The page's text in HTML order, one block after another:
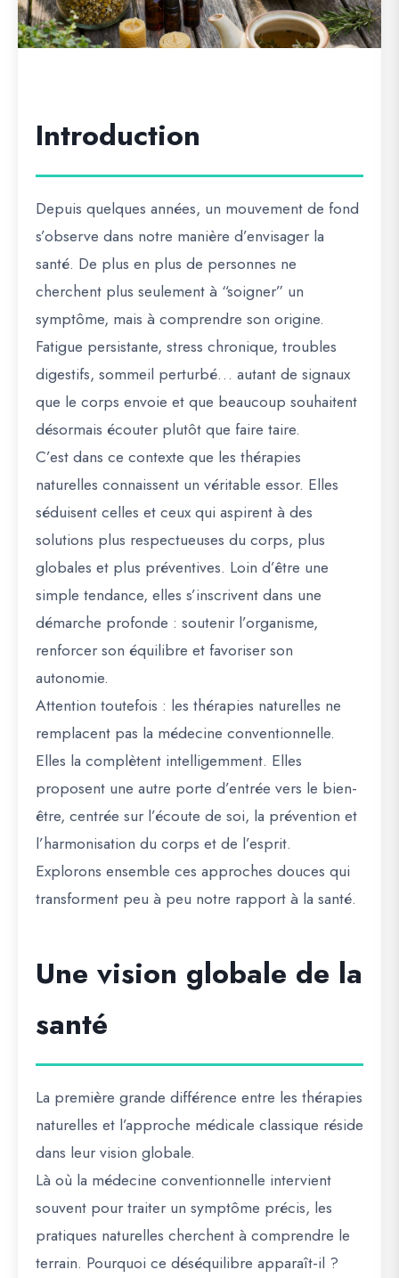
Introduction
Depuis quelques années, un mouvement de fond
s’observe dans notre manière d’envisager la
santé. De plus en plus de personnes ne
cherchent plus seulement à “soigner” un
symptôme, mais à comprendre son origine.
Fatigue persistante, stress chronique, troubles
digestifs, sommeil perturbé… autant de signaux
que le corps envoie et que beaucoup souhaitent
désormais écouter plutôt que faire taire.
C’est dans ce contexte que les thérapies
naturelles connaissent un véritable essor. Elles
séduisent celles et ceux qui aspirent à des
solutions plus respectueuses du corps, plus
globales et plus préventives. Loin d’être une
simple tendance, elles s’inscrivent dans une
démarche profonde : soutenir l’organisme,
renforcer son équilibre et favoriser son
autonomie.
Attention toutefois : les thérapies naturelles ne
remplacent pas la médecine conventionnelle.
Elles la complètent intelligemment. Elles
proposent une autre porte d’entrée vers le bien-
être, centrée sur l’écoute de soi, la prévention et
l’harmonisation du corps et de l’esprit.
Explorons ensemble ces approches douces qui
transforment peu à peu notre rapport à la santé.
Une vision globale de la
santé
La première grande différence entre les thérapies
naturelles et l’approche médicale classique réside
dans leur vision globale.
Là où la médecine conventionnelle intervient
souvent pour traiter un symptôme précis, les
pratiques naturelles cherchent à comprendre le
terrain. Pourquoi ce déséquilibre apparaît-il ?